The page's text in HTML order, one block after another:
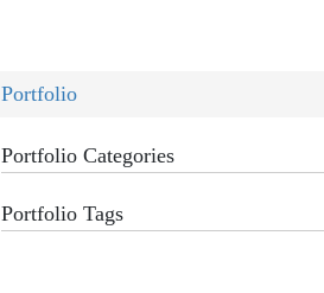
Portfolio
Portfolio Categories
Portfolio Tags